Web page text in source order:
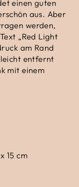
einen guten
aus. Aber
werden,
„Red Light
am Rand
entfernt
mit einem
15 cm